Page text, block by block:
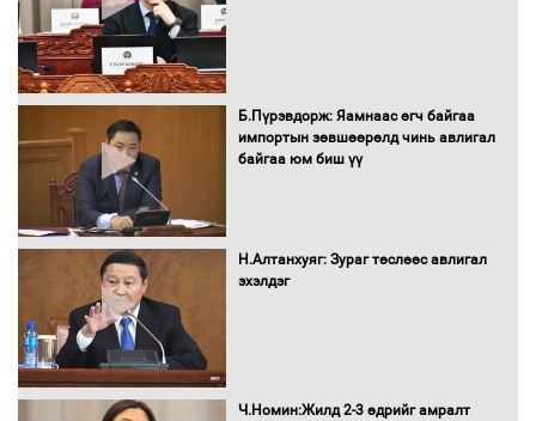
орчныг бүрдүүллээ
Б.Пүрэвдорж: Яамнаас өгч байгаа
импортын зөвшөөрөлд чинь авлигал
байгаа юм биш үү
Н.Алтанхуяг: Зураг төслөөс авлигал
эхэлдэг
Ч.Номин:Жилд 2-3 өдрийг амралт